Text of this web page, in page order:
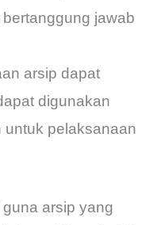
jawab
arsip dapat
digunakan
pelaksanaan
arsip yang